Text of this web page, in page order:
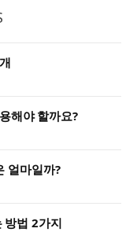
해야 할까요?
얼마일까?
방법 2가지